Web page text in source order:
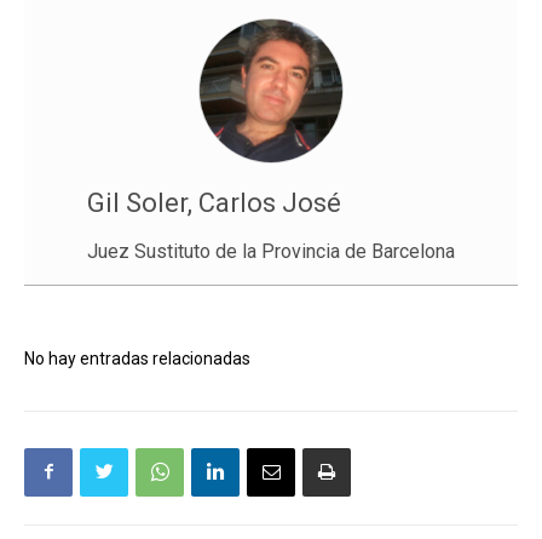
Gil Soler, Carlos José
Juez Sustituto de la Provincia de Barcelona
No hay entradas relacionadas